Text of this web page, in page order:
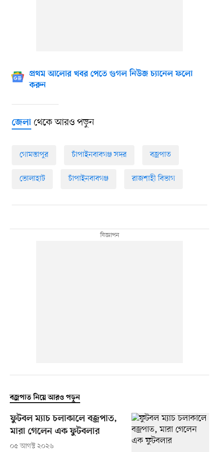
প্রথম আলোর খবর পেতে গুগল নিউজ চ্যানেল ফলো
করুন
জেলাথেকে আরও পড়ুন
গোমস্তাপুর চাঁপাইনবাবগঞ্জ সদর বজ্রপাত
ভোলাহাট চাঁপাইনবাবগঞ্জ রাজশাহী বিভাগ
বজ্রপাত নিয়ে আরও পড়ুন
ফুটবল ম্যাচ চলাকালে বজ্রপাত,
মারা গেলেন এক ফুটবলার
০৫ আগস্ট ২০২৬